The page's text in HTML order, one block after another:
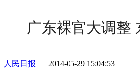
索
广东裸官大调整
人民日报 2014-05-29 15:04:53